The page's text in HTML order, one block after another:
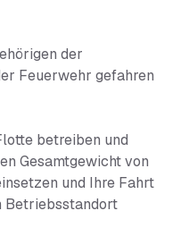
der
Feuerwehr gefahren
betreiben und
Gesamtgewicht von
und Ihre Fahrt
Betriebsstandort